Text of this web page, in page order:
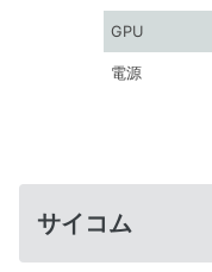
GPU
電源
サイコム